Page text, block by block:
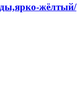
жёлтый/